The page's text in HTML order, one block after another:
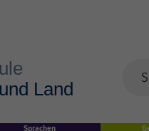
Sprachen